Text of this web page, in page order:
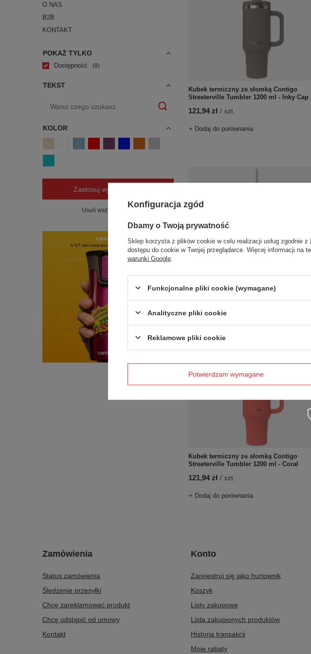
O NAS
B2B
KONTAKT
POKAŻ TYLKO
Dostępność 9
TEKST
KOLOR
Zastosuj wybrane filtry
Usuń wszystkie filtry
Kubek termiczny ze słomką Contigo
Streeterville Tumbler 1200 ml - Inky Cap
121,94 zł / szt.
+ Dodaj do porównania
121,94 zł
+ Dodaj do porównania
Kubek termiczny ze słomką Contigo
Streeterville Tumbler 1200 ml - Coral
121,94 zł / szt.
+ Dodaj do porównania
Zamówienia
Status zamówienia
Śledzenie przesyłki
Chcę zareklamować produkt
Chcę odstąpić od umowy
Kontakt
Konto
Zarejestruj się jako hurtownik
Koszyk
Listy zakupowe
Lista zakupionych produktów
Historia transakcji
Moje rabaty
Konfiguracja zgód
Dbamy o Twoją prywatność
Sklep korzysta z plików cookie w celu realizacji usług zgodnie z
dostępu do cookie w Twojej przeglądarce. Więcej informacji na
warunki Google
Funkcjonalne pliki cookie (wymagane)
Analityczne pliki cookie
Reklamowe pliki cookie
Potwierdzam wymagane